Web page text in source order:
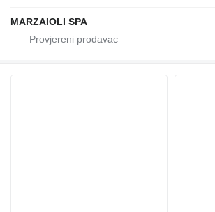
MARZAIOLI SPA